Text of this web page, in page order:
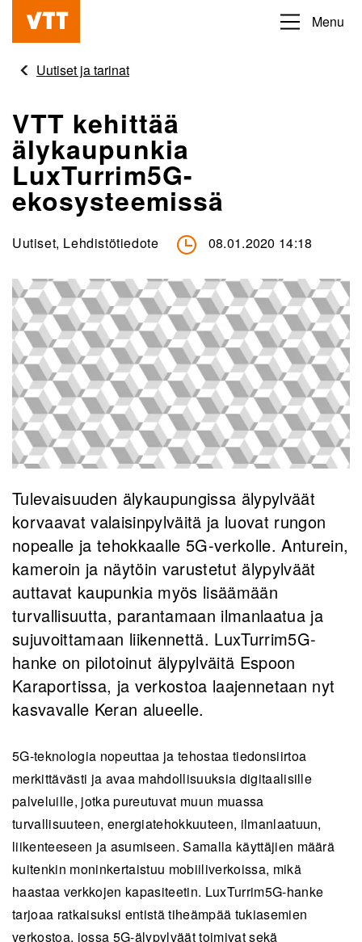
Hyppää
pääsisältöön
Beyond
obvious
Menu
Uutiset ja tarinat
VTT kehittää
älykaupunkia
LuxTurrim5G-
ekosysteemissä
Uutiset, Lehdistötiedote 08.01.2020 14:18
Tulevaisuuden älykaupungissa älypylväät
korvaavat valaisinpylväitä ja luovat rungon
nopealle ja tehokkaalle 5G-verkolle. Anturein,
kameroin ja näytöin varustetut älypylväät
auttavat kaupunkia myös lisäämään
turvallisuutta, parantamaan ilmanlaatua ja
sujuvoittamaan liikennettä. LuxTurrim5G-
hanke on pilotoinut älypylväitä Espoon
Karaportissa, ja verkostoa laajennetaan nyt
kasvavalle Keran alueelle.
5G-teknologia nopeuttaa ja tehostaa tiedonsiirtoa
merkittävästi ja avaa mahdollisuuksia digitaalisille
palveluille, jotka pureutuvat muun muassa
turvallisuuteen, energiatehokkuuteen, ilmanlaatuun,
liikenteeseen ja asumiseen. Samalla käyttäjien määrä
kuitenkin moninkertaistuu mobiiliverkoissa, mikä
haastaa verkkojen kapasiteetin. LuxTurrim5G-hanke
tarjoaa ratkaisuksi entistä tiheämpää tukiasemien
verkostoa, jossa 5G-älypylväät toimivat sekä